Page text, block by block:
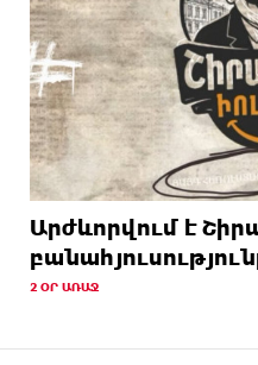
Արժևորվում է
2 ՕՐ ԱՌԱՋ